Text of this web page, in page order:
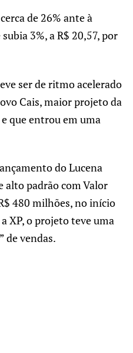
de 26% ante à
3%, a R$ 20,57, por
ser de ritmo acelerado
Cais, maior projeto da
que entrou em uma
do Lucena
alto padrão com Valor
480 milhões, no início
XP, o projeto teve uma
de vendas.